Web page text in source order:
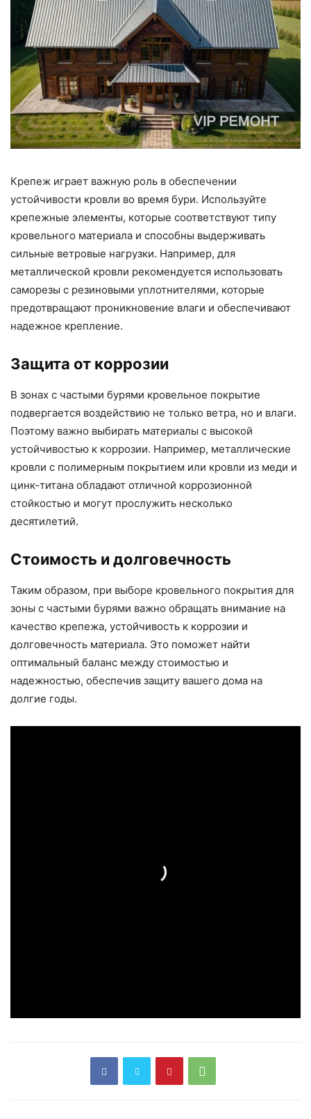
Крепеж играет важную роль в обеспечении
устойчивости кровли во время бури. Используйте
крепежные элементы, которые соответствуют типу
кровельного материала и способны выдерживать
сильные ветровые нагрузки. Например, для
металлической кровли рекомендуется использовать
саморезы с резиновыми уплотнителями, которые
предотвращают проникновение влаги и обеспечивают
надежное крепление.
Защита от коррозии
В зонах с частыми бурями кровельное покрытие
подвергается воздействию не только ветра, но и влаги.
Поэтому важно выбирать материалы с высокой
устойчивостью к коррозии. Например, металлические
кровли с полимерным покрытием или кровли из меди и
цинк-титана обладают отличной коррозионной
стойкостью и могут прослужить несколько
десятилетий.
Стоимость и долговечность
Таким образом, при выборе кровельного покрытия для
зоны с частыми бурями важно обращать внимание на
качество крепежа, устойчивость к коррозии и
долговечность материала. Это поможет найти
оптимальный баланс между стоимостью и
надежностью, обеспечив защиту вашего дома на
долгие годы.